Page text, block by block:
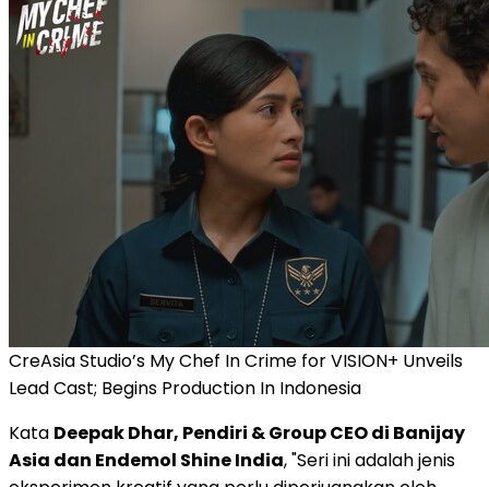
CreAsia Studio’s My Chef In Crime for VISION+ Unveils
Lead Cast; Begins Production In Indonesia
Kata Deepak Dhar, Pendiri & Group CEO di Banijay
Asia dan Endemol Shine India, "Seri ini adalah jenis